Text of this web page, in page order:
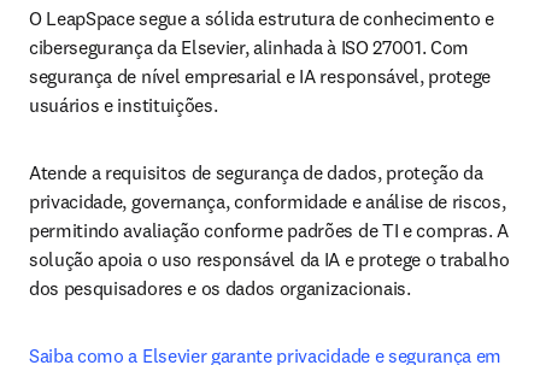
O LeapSpace segue a sólida estrutura de conhecimento e
cibersegurança da Elsevier, alinhada à ISO 27001. Com
segurança de nível empresarial e IA responsável, protege
usuários e instituições.
Atende a requisitos de segurança de dados, proteção da
privacidade, governança, conformidade e análise de riscos,
permitindo avaliação conforme padrões de TI e compras. A
solução apoia o uso responsável da IA e protege o trabalho
dos pesquisadores e os dados organizacionais.
Saiba como a Elsevier garante privacidade e segurança em